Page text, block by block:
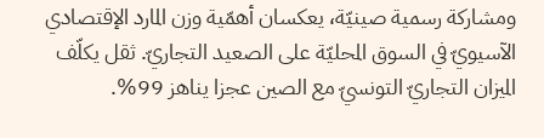
ومشاركة رسمية صينيّة، يعكسان أهمّية وزن المارد الإقتصادي
الآسيويّ في السوق المحليّة على الصعيد التجاريّ. ثقل يكلّف
الميزان التجاريّ التونسيّ مع الصين عجزا يناهز 99%.